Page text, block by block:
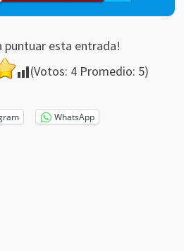
puntuar esta entrada!
(Votos: 4Promedio: 5)
WhatsApp